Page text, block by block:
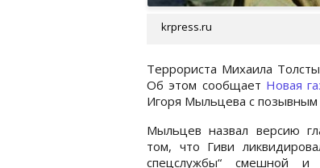
krpress.ru
Террориста Михаила
Об этом сообщает Новая
Игоря Мыльцева с
Мыльцев назвал версию
том, что Гиви
спецслужбы“ смешной и